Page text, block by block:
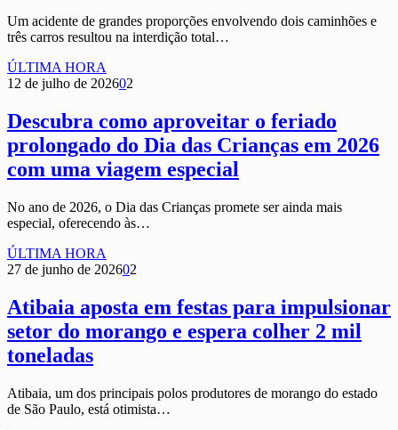
Um acidente de grandes proporções envolvendo dois caminhões e
três carros resultou na interdição total…
ÚLTIMA HORA
12 de julho de 202602
Descubra como aproveitar o feriado
prolongado do Dia das Crianças em 2026
com uma viagem especial
No ano de 2026, o Dia das Crianças promete ser ainda mais
especial, oferecendo às…
ÚLTIMA HORA
27 de junho de 202602
Atibaia aposta em festas para impulsionar
setor do morango e espera colher 2 mil
toneladas
Atibaia, um dos principais polos produtores de morango do estado
de São Paulo, está otimista…